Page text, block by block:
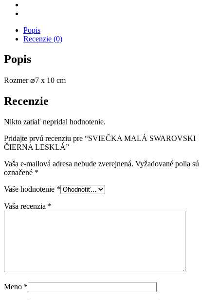
Popis
Recenzie (0)
Popis
Rozmer ⌀7 x 10 cm
Recenzie
Nikto zatiaľ nepridal hodnotenie.
Pridajte prvú recenziu pre “SVIEČKA MALÁ SWAROVSKI
ČIERNA LESKLÁ”
Vaša e-mailová adresa nebude zverejnená. Vyžadované polia sú
označené *
Vaše hodnotenie *
Vaša recenzia *
Meno *